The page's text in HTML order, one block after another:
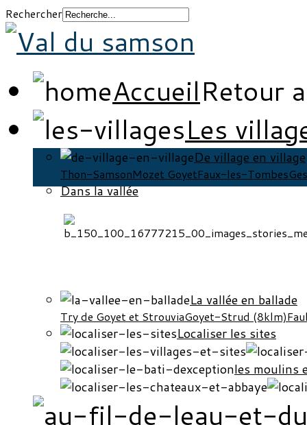
Rechercher
AccueilRetour
Les
De village en village
Thon-SamsonMozet GoyetFaux-les-Tombes
Dans la vallée
La vallée en ballade
Try de Goyet et StrouviaGoyet-Strud (8klm)
Localiser les sites
les moulins